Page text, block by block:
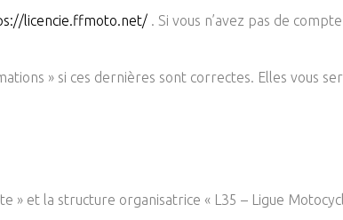
licencie.ffmoto.net/ . Si vous n’avez pas de
» si ces dernières sont correctes. Elles vous
» et la structure organisatrice « L35 – Ligue